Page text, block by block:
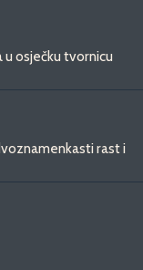
u osječku tvornicu
rast i